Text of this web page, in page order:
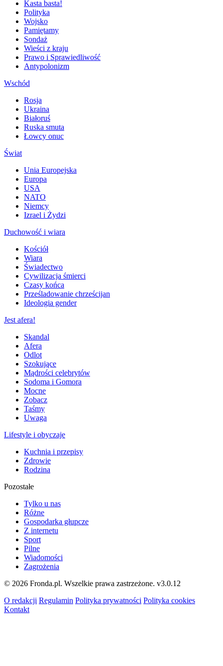
Kasta basta!
Polityka
Wojsko
Pamiętamy
Sondaż
Wieści z kraju
Prawo i Sprawiedliwość
Antypolonizm
Wschód
Rosja
Ukraina
Białoruś
Ruska smuta
Łowcy onuc
Świat
Unia Europejska
Europa
USA
NATO
Niemcy
Izrael i Żydzi
Duchowość i wiara
Kościół
Wiara
Świadectwo
Cywilizacja śmierci
Czasy końca
Prześladowanie chrześcijan
Ideologia gender
Jest afera!
Skandal
Afera
Odlot
Szokujące
Mądrości celebrytów
Sodoma i Gomora
Mocne
Zobacz
Taśmy
Uwaga
Lifestyle i obyczaje
Kuchnia i przepisy
Zdrowie
Rodzina
Pozostałe
Tylko u nas
Różne
Gospodarka głupcze
Z internetu
Sport
Pilne
Wiadomości
Zagrożenia
© 2026 Fronda.pl. Wszelkie prawa zastrzeżone. v3.0.12
O redakcji Regulamin Polityka prywatności Polityka cookies
Kontakt